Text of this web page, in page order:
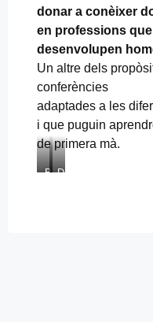
donar a conèixer
en professions
desenvolupen
Un altre dels
conferències
adaptades a les
i que puguin
de primera mà.
B D